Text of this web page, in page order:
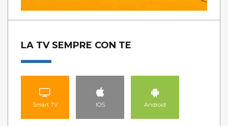
LA TV SEMPRE CON TE
Smart TV IOS Android